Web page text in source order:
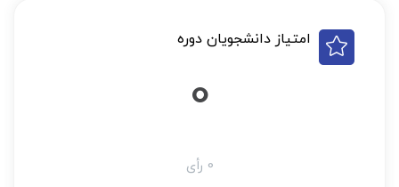
امتیاز دانشجویان دوره
0
0 رأی